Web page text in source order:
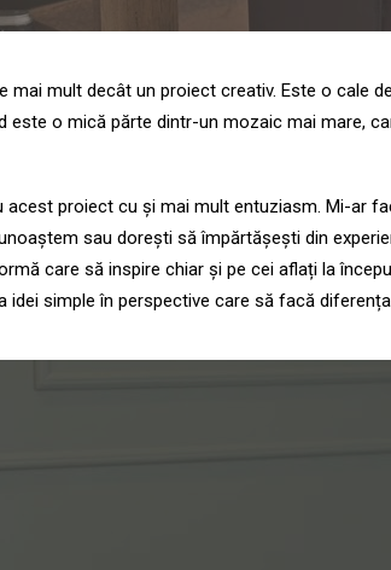
mai mult decât un proiect creativ. Este o
o mică părte dintr-un mozaic mai mare,
acest proiect cu și mai mult entuziasm. Mi-ar
sau dorești să împărtășești din
care să inspire chiar și pe cei aflați la
simple în perspective care să facă